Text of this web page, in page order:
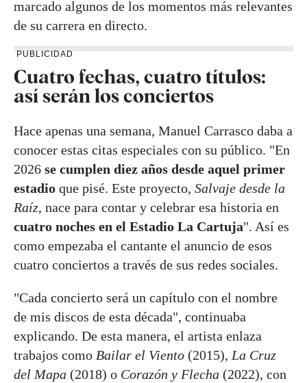
marcado algunos de los momentos más relevantes
de su carrera en directo.
PUBLICIDAD
Cuatro fechas, cuatro títulos:
así serán los conciertos
Hace apenas una semana, Manuel Carrasco daba a
conocer estas citas especiales con su público. "En
2026 se cumplen diez años desde aquel primer
estadio que pisé. Este proyecto, Salvaje desde la
Raíz, nace para contar y celebrar esa historia en
cuatro noches en el Estadio La Cartuja". Así es
como empezaba el cantante el anuncio de esos
cuatro conciertos a través de sus redes sociales.
"Cada concierto será un capítulo con el nombre
de mis discos de esta década", continuaba
explicando. De esta manera, el artista enlaza
trabajos como Bailar el Viento (2015), La Cruz
del Mapa (2018) o Corazón y Flecha (2022), con